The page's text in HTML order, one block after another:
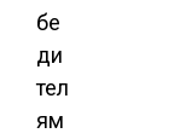
бе
ди
тел
ям